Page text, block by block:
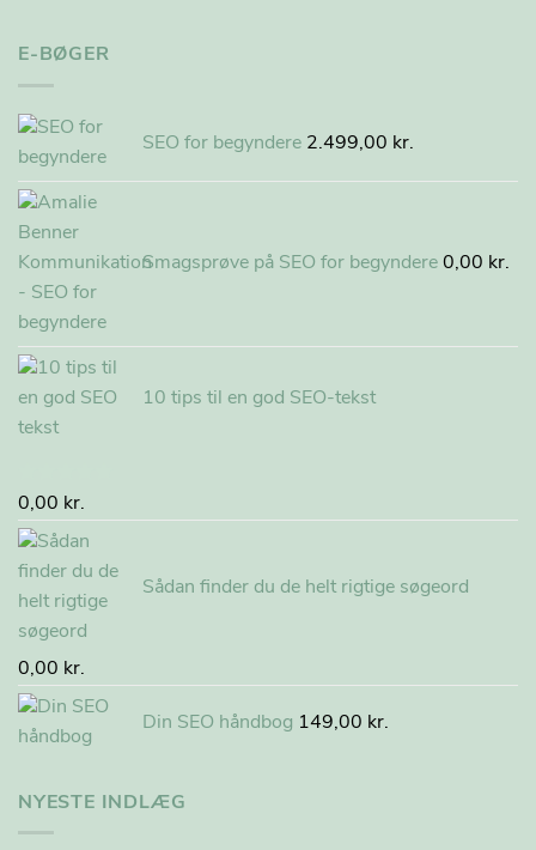
E-BØGER
SEO for begyndere 2.499,00 kr.
Smagsprøve på SEO for begyndere 0,00 kr.
10 tips til en god SEO-tekst
Vurderet
5.00ud af
5
0,00 kr.
Sådan finder du de helt rigtige søgeord
0,00 kr.
Din SEO håndbog 149,00 kr.
NYESTE INDLÆG